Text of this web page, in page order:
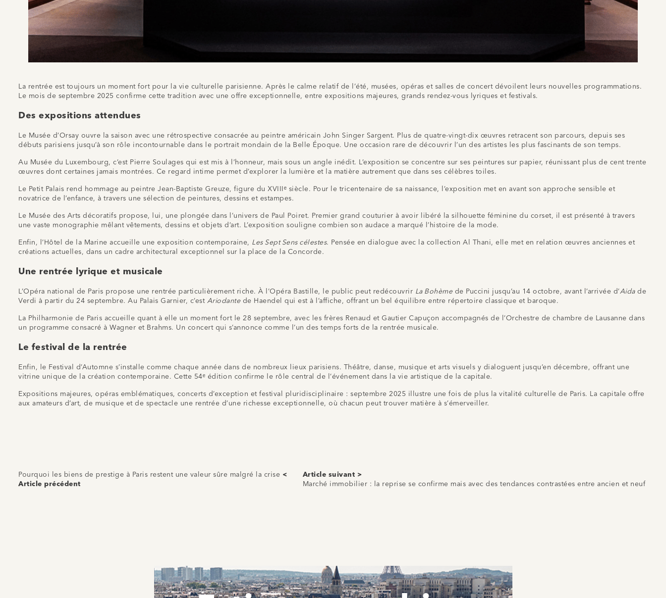
La rentrée est toujours un moment fort pour la vie culturelle parisienne. Après le calme relatif de l’été, musées, opéras et salles de concert dévoilent leurs nouvelles programmations.
Le mois de septembre 2025 confirme cette tradition avec une offre exceptionnelle, entre expositions majeures, grands rendez-vous lyriques et festivals.
Des expositions attendues
Le Musée d’Orsay ouvre la saison avec une rétrospective consacrée au peintre américain John Singer Sargent. Plus de quatre-vingt-dix œuvres retracent son parcours, depuis ses
débuts parisiens jusqu’à son rôle incontournable dans le portrait mondain de la Belle Époque. Une occasion rare de découvrir l’un des artistes les plus fascinants de son temps.
Au Musée du Luxembourg, c’est Pierre Soulages qui est mis à l’honneur, mais sous un angle inédit. L’exposition se concentre sur ses peintures sur papier, réunissant plus de cent trente
œuvres dont certaines jamais montrées. Ce regard intime permet d’explorer la lumière et la matière autrement que dans ses célèbres toiles.
Le Petit Palais rend hommage au peintre Jean-Baptiste Greuze, figure du XVIIIᵉ siècle. Pour le tricentenaire de sa naissance, l’exposition met en avant son approche sensible et
novatrice de l’enfance, à travers une sélection de peintures, dessins et estampes.
Le Musée des Arts décoratifs propose, lui, une plongée dans l’univers de Paul Poiret. Premier grand couturier à avoir libéré la silhouette féminine du corset, il est présenté à travers
une vaste monographie mêlant vêtements, dessins et objets d’art. L’exposition souligne combien son audace a marqué l’histoire de la mode.
Enfin, l’Hôtel de la Marine accueille une exposition contemporaine, Les Sept Sens célestes. Pensée en dialogue avec la collection Al Thani, elle met en relation œuvres anciennes et
créations actuelles, dans un cadre architectural exceptionnel sur la place de la Concorde.
Une rentrée lyrique et musicale
L’Opéra national de Paris propose une rentrée particulièrement riche. À l’Opéra Bastille, le public peut redécouvrir La Bohèmede Puccini jusqu’au 14 octobre, avant l’arrivée d’Aidade
Verdi à partir du 24 septembre. Au Palais Garnier, c’est Ariodantede Haendel qui est à l’affiche, offrant un bel équilibre entre répertoire classique et baroque.
La Philharmonie de Paris accueille quant à elle un moment fort le 28 septembre, avec les frères Renaud et Gautier Capuçon accompagnés de l’Orchestre de chambre de Lausanne dans
un programme consacré à Wagner et Brahms. Un concert qui s’annonce comme l’un des temps forts de la rentrée musicale.
Le festival de la rentrée
Enfin, le Festival d’Automne s’installe comme chaque année dans de nombreux lieux parisiens. Théâtre, danse, musique et arts visuels y dialoguent jusqu’en décembre, offrant une
vitrine unique de la création contemporaine. Cette 54ᵉ édition confirme le rôle central de l’événement dans la vie artistique de la capitale.
Expositions majeures, opéras emblématiques, concerts d’exception et festival pluridisciplinaire : septembre 2025 illustre une fois de plus la vitalité culturelle de Paris. La capitale offre
aux amateurs d’art, de musique et de spectacle une rentrée d’une richesse exceptionnelle, où chacun peut trouver matière à s’émerveiller.
Pourquoi les biens de prestige à Paris restent une valeur sûre malgré la crise <
Article précédent
Article suivant >
Marché immobilier : la reprise se confirme mais avec des tendances contrastées entre ancien et neuf